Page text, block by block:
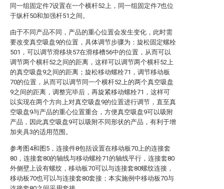
同一组固定件7设置在一个横杆52上，同一组固定件7也位
于纵杆50和加强杆51之间。
由于不同产品不同，产品的重心位置会发生变化，此时需
要改变真空吸盘9的位置，具体调节步骤为：旋松固定螺栓
501，可以调节滑移块57在滑移槽56中的位置，从而可以
调节两个横杆52之间的距离，这样可以调节两个横杆52上
的真空吸盘9之间的距离；旋松移动螺栓71，调节移动板
70的位置，从而可以调节同一个横杆52上的两个真空吸盘
9之间的距离，调整完毕后，再旋紧移动螺栓71，这样可
以实现在两个方向上对真空吸盘9的位置进行调节，直至真
空吸盘9与产品的重心位置重合，方便真空吸盘9可以吸附
产品，因此真空吸盘9可以吸附不同形状的产品，有利于增
加夹具3的适用范围。
参考图4和图5，连接件8包括设置在移动板70上的连接套
80，连接套80的轴线与移动螺栓71的轴线平行，连接套80
外侧壁上设有螺纹，移动板70可以与连接套80螺纹连接，
移动板70也可以与连接套80套接；本实施例中移动板70与